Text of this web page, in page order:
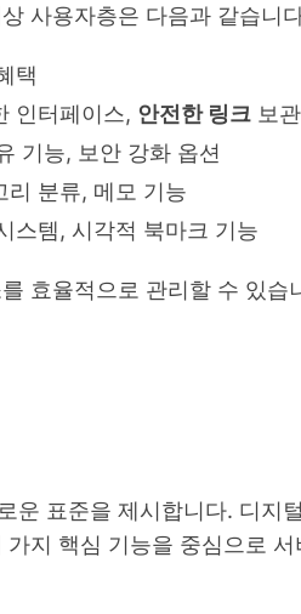
사용자층은 다음과 같습니
택
인터페이스, 안전한 링크 보관
기능, 보안 강화 옵션
리 분류, 메모 기능
스템, 시각적 북마크 기능
효율적으로 관리할 수 있습
표준을 제시합니다. 디
지 핵심 기능을 중심으로